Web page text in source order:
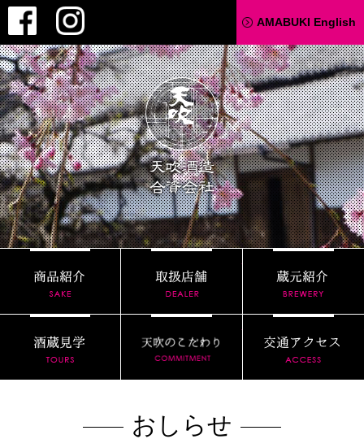
Facebook AMABUKI English
天吹酒造
おしらせ